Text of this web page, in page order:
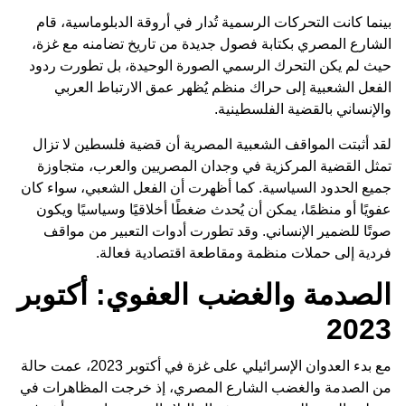
بينما كانت التحركات الرسمية تُدار في أروقة الدبلوماسية، قام
الشارع المصري بكتابة فصول جديدة من تاريخ تضامنه مع غزة،
حيث لم يكن التحرك الرسمي الصورة الوحيدة، بل تطورت ردود
الفعل الشعبية إلى حراك منظم يُظهر عمق الارتباط العربي
والإنساني بالقضية الفلسطينية.
لقد أثبتت المواقف الشعبية المصرية أن قضية فلسطين لا تزال
تمثل القضية المركزية في وجدان المصريين والعرب، متجاوزة
جميع الحدود السياسية. كما أظهرت أن الفعل الشعبي، سواء كان
عفويًا أو منظمًا، يمكن أن يُحدث ضغطًا أخلاقيًا وسياسيًا ويكون
صوتًا للضمير الإنساني. وقد تطورت أدوات التعبير من مواقف
فردية إلى حملات منظمة ومقاطعة اقتصادية فعالة.
الصدمة والغضب العفوي: أكتوبر
2023
مع بدء العدوان الإسرائيلي على غزة في أكتوبر 2023، عمت حالة
من الصدمة والغضب الشارع المصري، إذ خرجت المظاهرات في